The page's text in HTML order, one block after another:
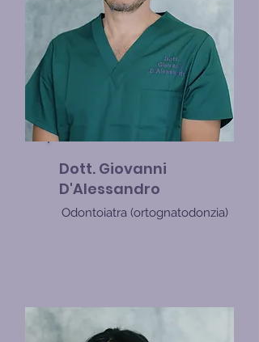
Dott. Giovanni
D'Alessandro
Odontoiatra (ortognatodonzia)